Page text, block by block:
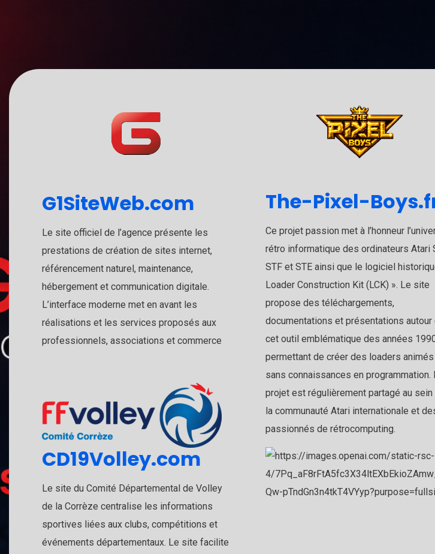
G1SiteWeb.com
Le site officiel de l’agence présente les
prestations de création de sites internet,
référencement naturel, maintenance,
hébergement et communication digitale.
L’interface moderne met en avant les
réalisations et les services proposés aux
professionnels, associations et commerce
CD19Volley.com
Le site du Comité Départemental de Volley
de la Corrèze centralise les informations
sportives liées aux clubs, compétitions et
événements départementaux. Le site facilite
The-Pixel-
Ce projet passion met à l’honneur
rétro informatique des ordinateursAtari
STF et STE ainsi que le logiciel
Loader Construction Kit (LCK) ». Le site
propose des téléchargements,
documentations et présentations autour
cet outil emblématique des années
permettant de créer des loaders animés
sans connaissances en programmation.
projet est régulièrement partagé au sein
la communauté Atari internationale et
passionnés de rétrocomputing.